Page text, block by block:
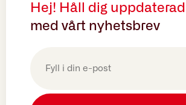
Hej! Håll dig uppdaterad
med vårt nyhetsbrev
(Obligatoriskt)